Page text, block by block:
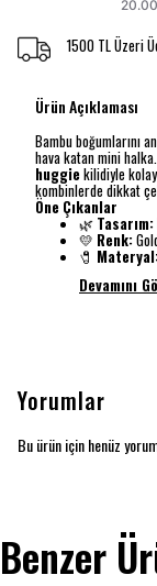
1500 TL Üzeri
Ürün Açıklaması
Bambu boğumlarını
hava katan mini
huggiekilidiyle
kombinlerde dikkat
Öne Çıkanlar
🌿 Tasarım:
💛 Renk:
🧷
Devamını
Yorumlar
Bu ürün için henüz
Benzer